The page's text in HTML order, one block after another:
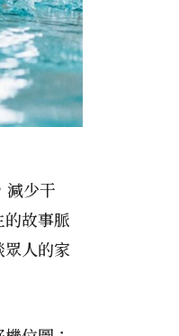
減少干
故事脈
人的家